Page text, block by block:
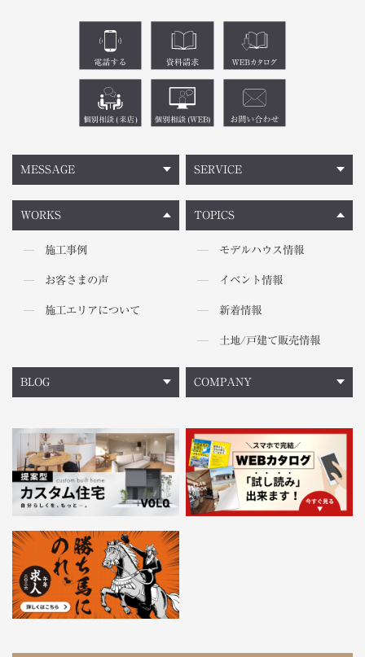
MESSAGE
WORKS
施工事例
お客さまの声
施工エリアについて
TOPICS
モデルハウス情報
イベント情報
新着情報
土地/戸建て販売情報
SERVICE
BLOG COMPANY